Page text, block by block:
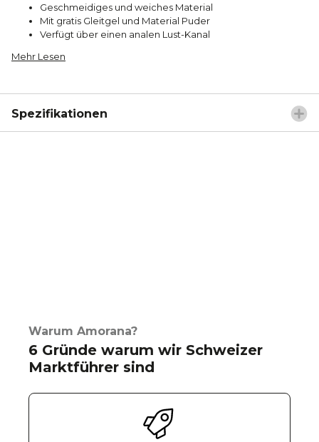
Geschmeidiges und weiches Material
Mit gratis Gleitgel und Material Puder
Verfügt über einen analen Lust-Kanal
Mehr Lesen
Spezifikationen
Warum Amorana?
6 Gründe warum wir Schweizer
Marktführer sind